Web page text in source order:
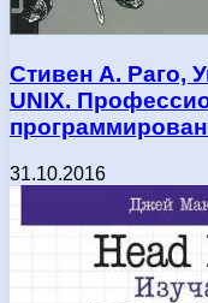
Стивен А. Раго,
UNIX.
31.10.2016